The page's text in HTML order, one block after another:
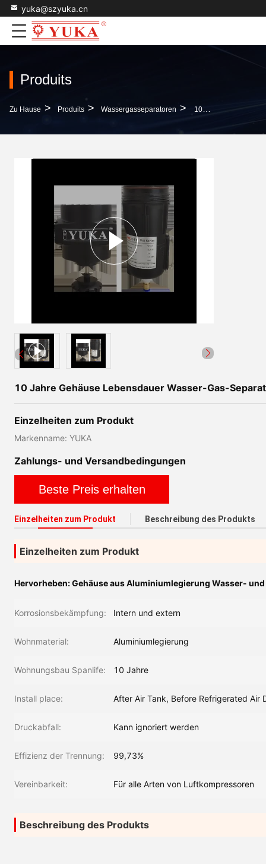
yuka@szyuka.cn
Produits
Zu Hause > Produits > Wassergasseparatoren > 10 Jahre Gehäuse Lebensdauer Wasser-Gas-Separatoren Für Alle Arten Von Luftkompressor Und Aluminiumlegierung Gehäuse
10 Jahre Gehäuse Lebensdauer Wasser-Gas-
Einzelheiten zum Produkt
Markenname: YUKA
Zahlungs- und Versandbedingungen
Beste Preis erhalten
Einzelheiten zum Produkt Beschreibung des Produkts
Einzelheiten zum Produkt
Hervorheben:Gehäuse aus Aluminiumlegierung Wasser-
Korrosionsbekämpfung: Intern und extern
Wohnmaterial: Aluminiumlegierung
Wohnungsbau Spanlife: 10 Jahre
Install place: After Air Tank, Before Refrigerated Air
Druckabfall: Kann ignoriert werden
Effizienz der Trennung: 99,73%
Vereinbarkeit: Für alle Arten von Luftkompressoren
Beschreibung des Produkts